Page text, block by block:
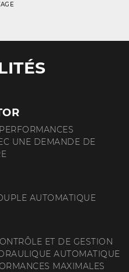
UNE DEMANDE DE
AUTOMATIQUE
ET DE GESTION
AUTOMATIQUE
MAXIMALES